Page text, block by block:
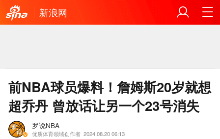
新浪网
前NBA球员爆料！詹姆斯20岁就想
超乔丹 曾放话让另一个23号消失
罗说NBA
优质体育领域创作者 2024.08.20 06:13